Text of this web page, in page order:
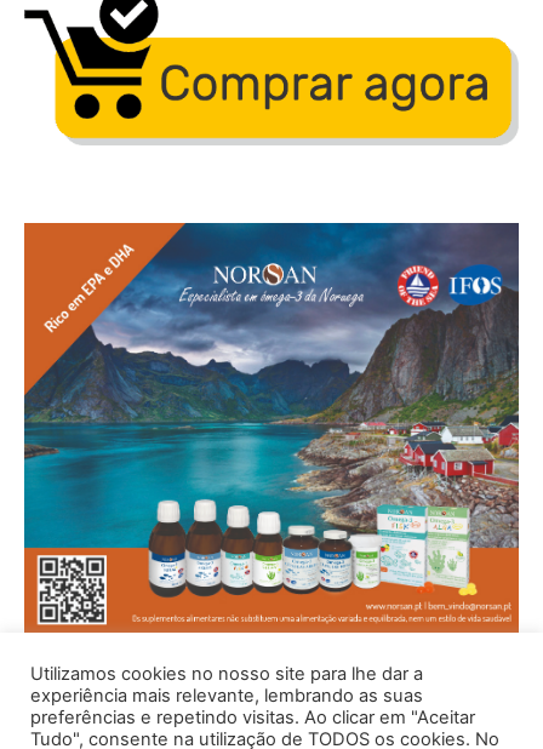
Utilizamos cookies no nosso site para lhe dar a
experiência mais relevante, lembrando as suas
preferências e repetindo visitas. Ao clicar em "Aceitar
Tudo", consente na utilização de TODOS os cookies. No